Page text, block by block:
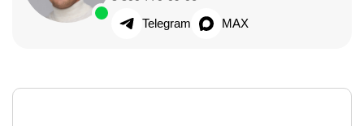
Telegram MAX